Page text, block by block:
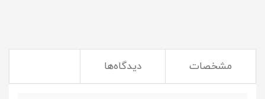
مشخصات دیدگاه‌ها